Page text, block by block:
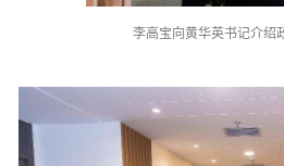
李高宝向黄华英书记介绍